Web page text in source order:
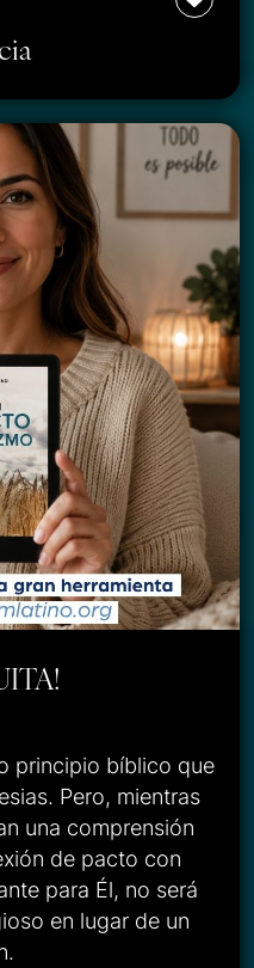
principio bíblico que
Pero, mientras
una comprensión
de pacto con
para Él, no será
en lugar de un